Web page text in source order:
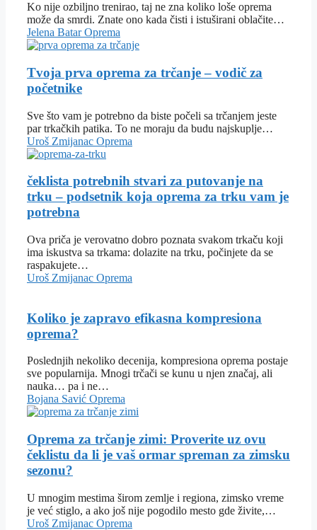
Ko nije ozbiljno trenirao, taj ne zna koliko loše oprema
može da smrdi. Znate ono kada čisti i istuširani oblačite…
Jelena BatarOprema
Tvoja prva oprema za trčanje – vodič za
početnike
Sve što vam je potrebno da biste počeli sa trčanjem jeste
par trkačkih patika. To ne moraju da budu najskuplje…
Uroš Zmijanac Oprema
čeklista potrebnih stvari za putovanje na
trku – podsetnik koja oprema za trku vam je
potrebna
Ova priča je verovatno dobro poznata svakom trkaču koji
ima iskustva sa trkama: dolazite na trku, počinjete da se
raspakujete…
Uroš Zmijanac Oprema
Koliko je zapravo efikasna kompresiona
oprema?
Poslednjih nekoliko decenija, kompresiona oprema postaje
sve popularnija. Mnogi trčači se kunu u njen značaj, ali
nauka… pa i ne…
Bojana Savić Oprema
Oprema za trčanje zimi: Proverite uz ovu
čeklistu da li je vaš ormar spreman za zimsku
sezonu?
U mnogim mestima širom zemlje i regiona, zimsko vreme
je već stiglo, a ako još nije pogodilo mesto gde živite,…
Uroš Zmijanac Oprema